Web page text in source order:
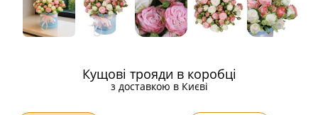
Кущові трояди в коробці
з доставкою в Києві